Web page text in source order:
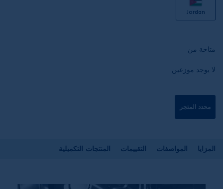
Jordan
متاحة من:
لا يوجد موزعين
محدد المتجر
المزايا المواصفات التقييمات المنتجات التكميلية